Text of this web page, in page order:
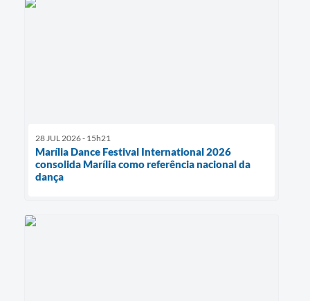
28 JUL 2026 - 15h21
Marília Dance Festival International 2026
consolida Marília como referência nacional da
dança